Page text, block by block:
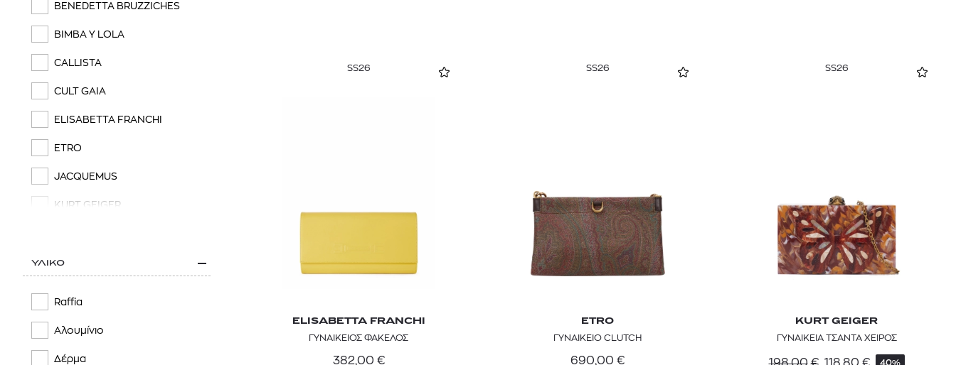
BENEDETTA BRUZZICHES
BIMBA Y LOLA
CALLISTA
CULT GAIA
ELISABETTA FRANCHI
ETRO
JACQUEMUS
KURT GEIGER
LONGCHAMP
ΥΛΙΚΟ
Raffia
Αλουμίνιο
Δέρμα
SS26
ELISABETTA FRANCHI
ΓΥΝΑΙΚΕΙΟΣ ΦΑΚΕΛΟΣ
382,00 €
SS26
ETRO
ΓΥΝΑΙΚΕΙΟ CLUTCH
690,00 €
SS26
KURT GEIGER
ΓΥΝΑΙΚΕΙΑ ΤΣΑΝΤΑ ΧΕΙΡΟΣ
40%